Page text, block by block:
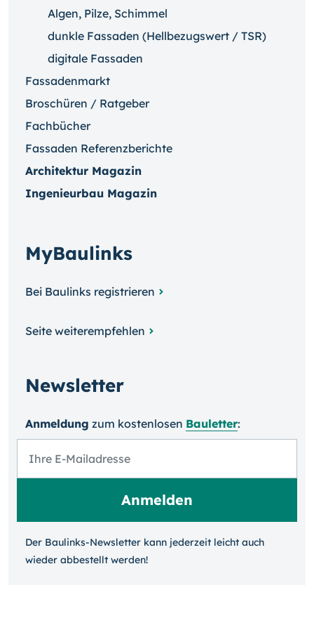
Algen, Pilze, Schimmel
dunkle Fassaden (Hellbezugswert / TSR)
digitale Fassaden
Fassadenmarkt
Broschüren / Ratgeber
Fachbücher
Fassaden Referenzberichte
Architektur Magazin
Ingenieurbau Magazin
MyBaulinks
Bei Baulinks registrieren
Seite weiterempfehlen
Newsletter
Anmeldung zum kosten­losen Bauletter:
Der Baulinks-Newsletter kann jeder­zeit leicht auch
wieder ab­bestellt werden!